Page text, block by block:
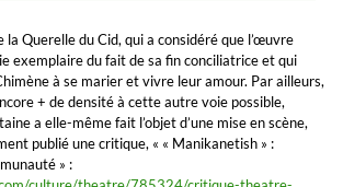
la Querelle du Cid, qui a considéré que l’œuvre
exemplaire du fait de sa fin conciliatrice et qui
à se marier et vivre leur amour. Par ailleurs,
+ de densité à cette autre voie possible,
a elle-même fait l’objet d’une mise en scène,
publié une critique, « « Manikanetish » :
» :